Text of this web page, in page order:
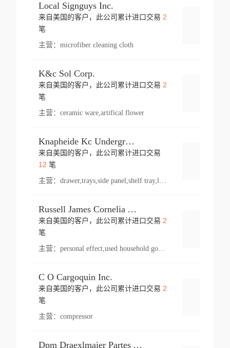
Local Signguys Inc.
来自美国的客户，此公司累计进口交易 2
笔
主营： microfiber cleaning cloth
K&c Sol Corp.
来自美国的客户，此公司累计进口交易 2
笔
主营： ceramic ware,artifical flower
Knapheide Kc Underground
来自美国的客户，此公司累计进口交易
12 笔
主营：
Russell James Cornelia Arlington Va
来自美国的客户，此公司累计进口交易 2
笔
主营： personal effect,used household goods
C O Cargoquin Inc.
来自美国的客户，此公司累计进口交易 2
笔
主营： compressor
Dpm Draexlmaier Partes Automotrices Corr Ind Huejotzingo